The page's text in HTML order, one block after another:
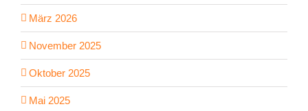
März 2026
November 2025
Oktober 2025
Mai 2025